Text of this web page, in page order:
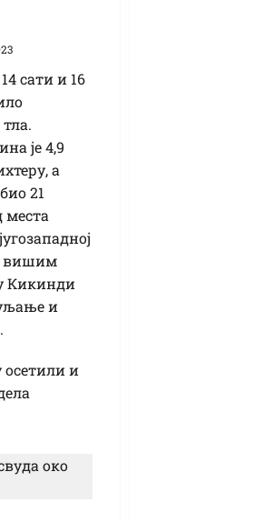
сати и 16
је 4,9
а
21
места
вишим
Кикинди
и
осетили и